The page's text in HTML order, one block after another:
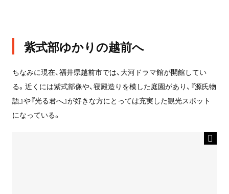
紫式部ゆかりの越前へ
ちなみに現在、福井県越前市では、大河ドラマ館が開館してい
る。近くには紫式部像や、寝殿造りを模した庭園があり、『源氏物
語』や『光る君へ』が好きな方にとっては充実した観光スポット
になっている。